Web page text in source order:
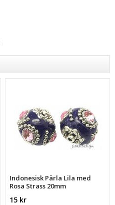
Indonesisk Pärla Lila med
Rosa Strass 20mm
15 kr